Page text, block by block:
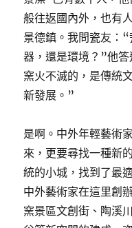
般往返國內外，也有
景德鎮。我問瓷友：
器，還是環境？”他
窯火不滅的，是傳統
新發展。”
是啊。中外年輕藝術
來，更要尋找一種新
統的小城，找到了最
中外藝術家在這里創
窯景區文創街、陶溪